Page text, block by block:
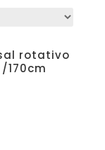
rotativo
170cm